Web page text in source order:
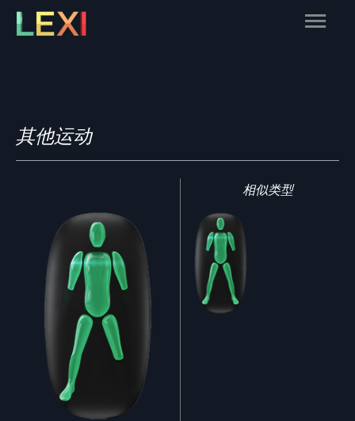
Skip
Main
其他运动
相似类型